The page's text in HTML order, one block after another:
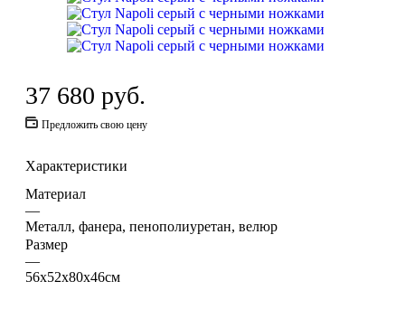
37 680 руб.
Предложить свою цену
Характеристики
Материал
—
Металл, фанера, пенополиуретан, велюр
Размер
—
56х52х80х46см